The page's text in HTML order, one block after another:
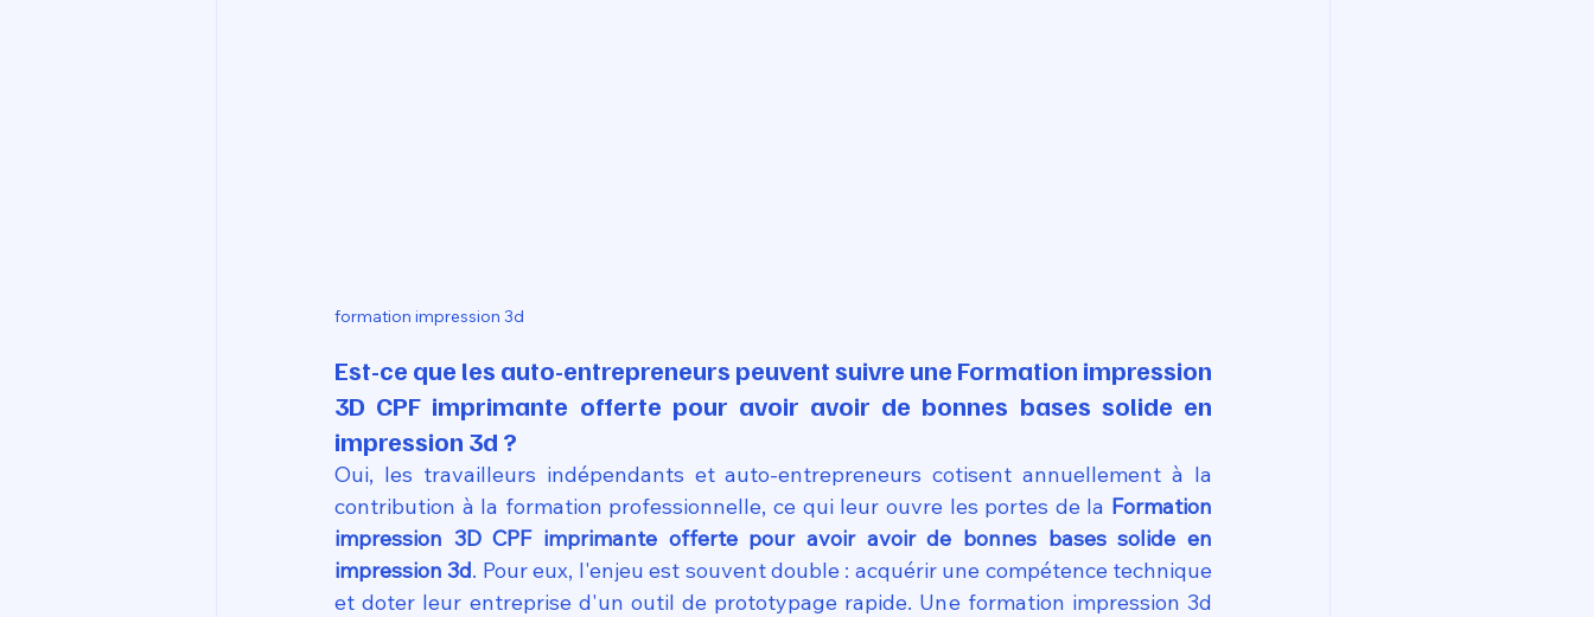
formation impression 3d
Est-ce que les auto-entrepreneurs peuvent suivre une Formation impression
3D CPF imprimante offerte pour avoir avoir de bonnes bases solide en
impression 3d ?
Oui, les travailleurs indépendants et auto-entrepreneurs cotisent annuellement à la
contribution à la formation professionnelle, ce qui leur ouvre les portes de la Formation
impression 3D CPF imprimante offerte pour avoir avoir de bonnes bases solide en
impression 3d. Pour eux, l'enjeu est souvent double : acquérir une compétence technique
et doter leur entreprise d'un outil de prototypage rapide. Une formation impression 3d